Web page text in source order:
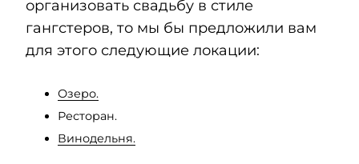
организовать свадьбу в стиле
гангстеров, то мы бы предложили вам
для этого следующие локации:
Озеро.
Ресторан.
Винодельня.